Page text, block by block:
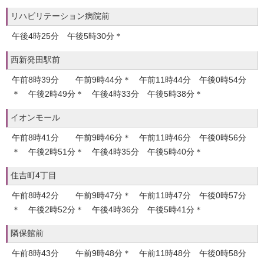
リハビリテーション病院前
午後4時25分 午後5時30分＊
西新発田駅前
午前8時39分 午前9時44分＊ 午前11時44分 午後0時54分
＊ 午後2時49分＊ 午後4時33分 午後5時38分＊
イオンモール
午前8時41分 午前9時46分＊ 午前11時46分 午後0時56分
＊ 午後2時51分＊ 午後4時35分 午後5時40分＊
住吉町4丁目
午前8時42分 午前9時47分＊ 午前11時47分 午後0時57分
＊ 午後2時52分＊ 午後4時36分 午後5時41分＊
隣保館前
午前8時43分 午前9時48分＊ 午前11時48分 午後0時58分